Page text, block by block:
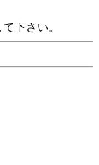
下さい。